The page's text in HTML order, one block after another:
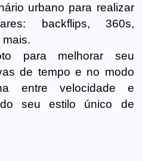
urbano para realizar
backflips, 360s,
mais.
para melhorar seu
de tempo e no modo
entre velocidade e
seu estilo único de